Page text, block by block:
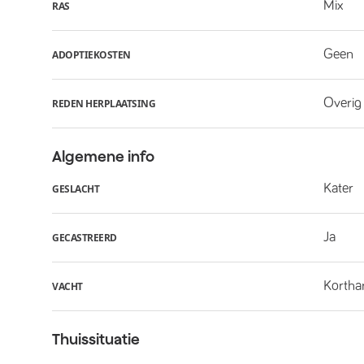
RAS Mix
ADOPTIEKOSTEN Geen
REDEN HERPLAATSING Overig
Algemene info
GESLACHT Kater
GECASTREERD Ja
VACHT
Thuissituatie